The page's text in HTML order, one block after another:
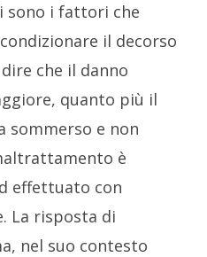
sono i fattori che
il decorso
che il danno
quanto più il
e non
è
effettuato con
La risposta di
nel suo contesto